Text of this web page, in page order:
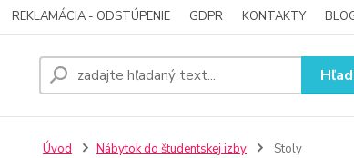
REKLAMÁCIA - ODSTÚPENIE GDPR KONTAKTY
Úvod Nábytok do študentskej izby Stoly